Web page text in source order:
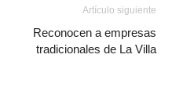
Artículo siguiente
Reconocen a empresas
tradicionales de La Villa